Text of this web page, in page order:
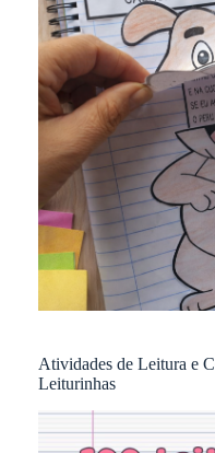
Atividades de Leitura e
Leiturinhas